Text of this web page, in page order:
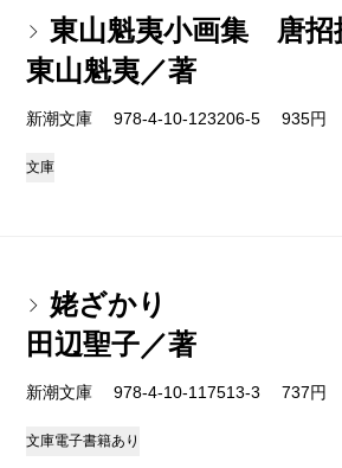
東山魁夷小画集 唐招
東山魁夷／著
新潮文庫 978-4-10-123206-5 935円
文庫
姥ざかり
田辺聖子／著
新潮文庫 978-4-10-117513-3 737円
文庫電子書籍あり